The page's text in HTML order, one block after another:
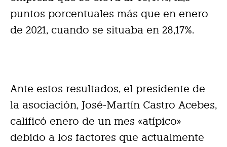
puntos porcentuales más que en enero
de 2021, cuando se situaba en 28,17%.
Ante estos resultados, el presidente de
la asociación, José-Martín Castro Acebes,
calificó enero de un mes «atípico»
debido a los factores que actualmente